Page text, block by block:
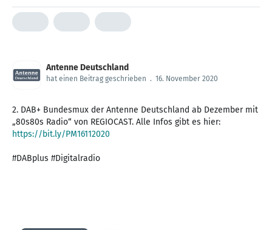
Antenne Deutschland
hat einen Beitrag geschrieben . 16. November 2020
2. DAB+ Bundesmux der Antenne Deutschland ab Dezember mit
„80s80s Radio“ von REGIOCAST. Alle Infos gibt es hier:
https://bit.ly/PM16112020
#DABplus #Digitalradio